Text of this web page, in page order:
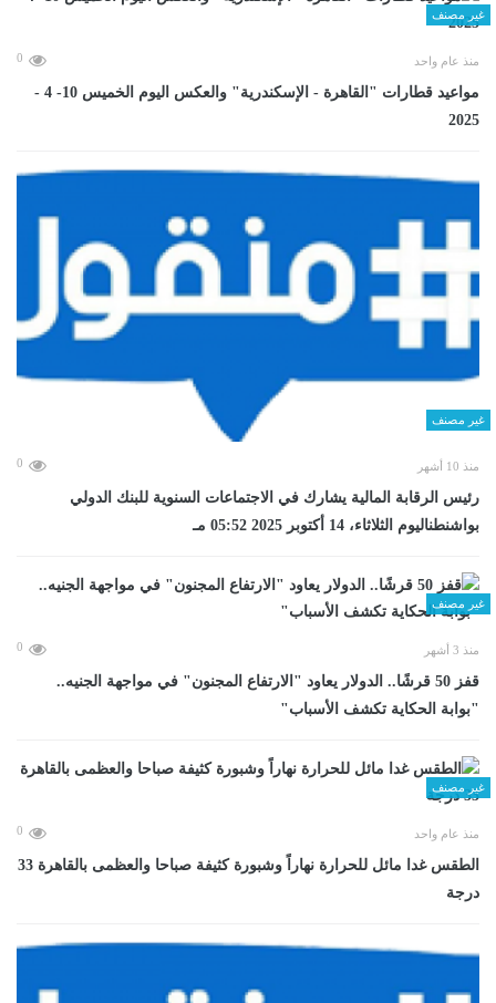
غير مصنف
منذ عام واحد 0
مواعيد قطارات "القاهرة - الإسكندرية" والعكس اليوم الخميس 10- 4 -
2025
غير مصنف
منذ 10 أشهر 0
رئيس الرقابة المالية يشارك في الاجتماعات السنوية للبنك الدولي
بواشنطناليوم الثلاثاء، 14 أكتوبر 2025 05:52 مـ
غير مصنف
منذ 3 أشهر 0
قفز 50 قرشًا.. الدولار يعاود "الارتفاع المجنون" في مواجهة الجنيه..
"بوابة الحكاية تكشف الأسباب"
غير مصنف
منذ عام واحد 0
الطقس غدا مائل للحرارة نهاراً وشبورة كثيفة صباحا والعظمى بالقاهرة 33
درجة